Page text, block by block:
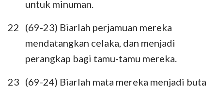
44 46 48
50
51 52 53 54 55
57
58 59 61
63
untuk minuman.
22
(69-23) Biarlah perjamuan mereka
mendatangkan celaka, dan menjadi
perangkap bagi tamu-tamu mereka.
23 (69-24) Biarlah mata mereka menjadi buta